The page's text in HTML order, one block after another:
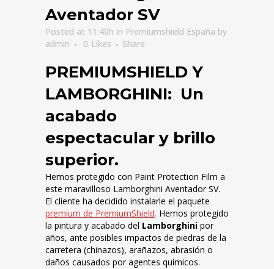
Aventador SV
Posted at 11:40h in Premiumshield España by
admin
0 Likes Share
PREMIUMSHIELD Y
LAMBORGHINI: Un
acabado
espectacular y brillo
superior.
Hemos protegido con Paint Protection Film a
este maravilloso Lamborghini Aventador SV.
El cliente ha decidido instalarle el paquete
premium de PremiumShield. Hemos protegido
la pintura y acabado del Lamborghini por
años, ante posibles impactos de piedras de la
carretera (chinazos), arañazos, abrasión o
daños causados por agentes químicos.